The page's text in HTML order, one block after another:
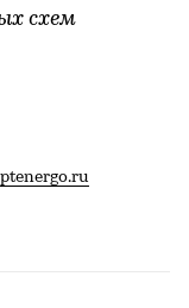
схем
ptenergo.ru